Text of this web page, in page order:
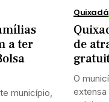
a ter
município,
Quixadá
de
O
extensa